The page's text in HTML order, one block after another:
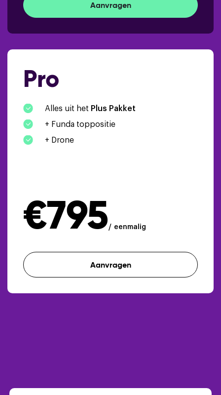
Aanvragen
Pro
Alles uit het Plus Pakket
+ Funda toppositie
+ Drone
€795 eenmalig
Aanvragen